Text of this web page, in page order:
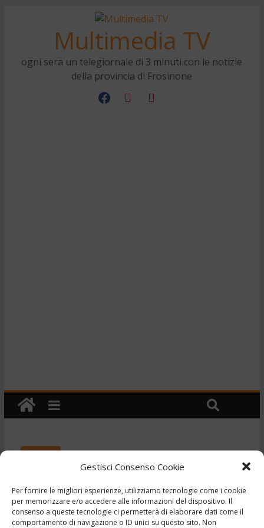
Gestisci Consenso Cookie
Per fornire le migliori esperienze, utilizziamo tecnologie come i cookie
per memorizzare e/o accedere alle informazioni del dispositivo. Il
consenso a queste tecnologie ci permetterà di elaborare dati come il
comportamento di navigazione o ID unici su questo sito. Non
Multimedia TV
ogni sera un telegiornale di 3 minuti con le notizie
della provincia di Frosinone
Cronaca
TG – La rivolta della
monnezza – 6/7/2019
6 Luglio 2019 Ciociaria Notizie,Frosinone ,Oggi,